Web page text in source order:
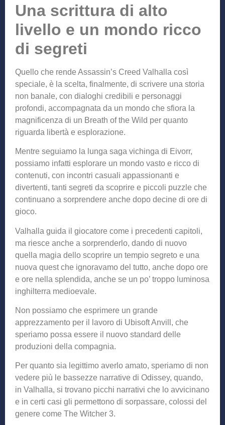
Una scrittura di alto
livello e un mondo ricco
di segreti
Quello che rende Assassin’s Creed Valhalla così
speciale, è la scelta, finalmente, di scrivere una storia
non banale, con dialoghi credibili e personaggi
profondi, accompagnata da un mondo che sfiora la
magnificenza di un Breath of the Wild per quanto
riguarda libertà e esplorazione.
Mentre seguiamo la lunga saga vichinga di Eivorr,
possiamo infatti esplorare un mondo vasto e ricco di
contenuti, con incontri casuali appassionanti e
divertenti, tanti segreti da scoprire e piccoli puzzle che
continuano a sorprendere anche dopo decine di ore di
gioco.
Valhalla guida il giocatore come i precedenti capitoli,
ma riesce anche a sorprenderlo, dando di nuovo
quella magia dello scoprire un tempio segreto e una
nuova quest che ignoravamo del tutto, anche dopo ore
e ore nella splendida, anche se un po’ troppo luminosa
inghilterra medioevale.
Non possiamo che esprimere un grande
apprezzamento per il lavoro di Ubisoft Anvill, che
speriamo possa essere il nuovo standard delle
produzioni della compagnia.
Per quanto sia legittimo averlo amato, speriamo di non
vedere più le bassezze narrative di Odissey, quando,
in Valhalla, si trovano picchi narrativi che lo avvicinano
e in certi casi gli permettono di sorpassare, colossi del
genere come The Witcher 3.